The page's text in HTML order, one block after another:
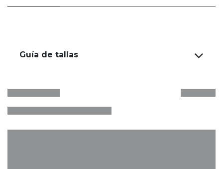
Guía de tallas